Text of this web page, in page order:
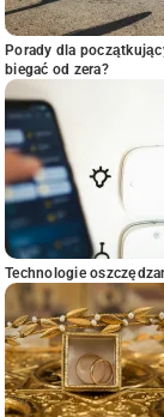
Porady dla
biegać od zera?
Technologie